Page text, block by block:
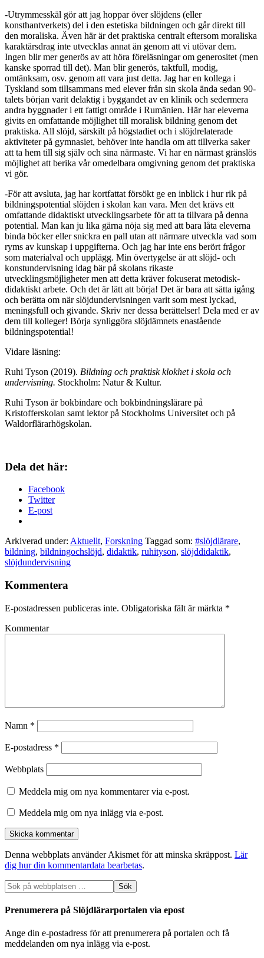
-Utrymmesskäl gör att jag hoppar över slöjdens (eller
konsthantverkets) del i den estetiska bildningen och går direkt till
den moraliska. Även här är det praktiska centralt eftersom moraliska
karaktärsdrag inte utvecklas annat än genom att vi utövar dem.
Ingen blir mer generös av att höra föreläsningar om generositet (men
kanske sporrad till det). Man blir generös, taktfull, modig,
omtänksam, osv. genom att vara just detta. Jag har en kollega i
Tyskland som tillsammans med elever från sin skola ända sedan 90-
talets början varit delaktig i byggandet av en klinik och sedermera
andra byggnader i ett fattigt område i Rumänien. Här har eleverna
givits en omfattande möjlighet till moralisk bildning genom det
praktiska. All slöjd, särskilt på högstadiet och i slöjdrelaterade
aktiviteter på gymnasiet, behöver inte handla om att tillverka saker
att ta hem till sig själv och sina närmaste. Vi har en närmast gränslös
möjlighet att berika vår omedelbara omgivning genom det praktiska
vi gör.
-För att avsluta, jag har kortfattat försökt ge en inblick i hur rik på
bildningspotential slöjden i skolan kan vara. Men det krävs ett
omfattande didaktiskt utvecklingsarbete för att ta tillvara på denna
potential. Man kan ju lika gärna nöja sig med att bara låta eleverna
binda böcker eller snickra en pall utan att närmare utveckla vad som
ryms av kunskap i uppgifterna. Och jag har inte ens berört frågor
som materialval och upplägg. Min övertygelse är att slöjd- och
konstundervisning idag bär på skolans rikaste
utvecklingsmöjligheter men att detta kräver fokuserat metodisk-
didaktiskt arbete. Och det är lätt att börja! Det är bara att sätta igång
och berätta om när slöjdundervisningen varit som mest lyckad,
meningsfull och givande. Skriv ner dessa berättelser! Dela med er av
dem till kolleger! Börja synliggöra slöjdämnets enastående
bildningspotential!
Vidare läsning:
Ruhi Tyson (2019). Bildning och praktisk klokhet i skola och
undervisning. Stockholm: Natur & Kultur.
Ruhi Tyson är bokbindare och bokbindningslärare på
Kristofferskolan samt lektor på Stockholms Universitet och på
Waldorflärarhögskolan.
Dela det här:
Facebook
Twitter
E-post
Arkiverad under: Aktuellt, Forskning Taggad som: #slöjdlärare,
bildning, bildningochslöjd, didaktik, ruhityson, slöjddidaktik,
slöjdundervisning
Kommentera
E-postadressen publiceras inte. Obligatoriska fält är märkta *
Kommentar
Namn *
E-postadress *
Webbplats
Meddela mig om nya kommentarer via e-post.
Meddela mig om nya inlägg via e-post.
Denna webbplats använder Akismet för att minska skräppost. Lär
dig hur din kommentardata bearbetas.
Prenumerera på Slöjdlärarportalen via epost
Ange din e-postadress för att prenumerera på portalen och få
meddelanden om nya inlägg via e-post.